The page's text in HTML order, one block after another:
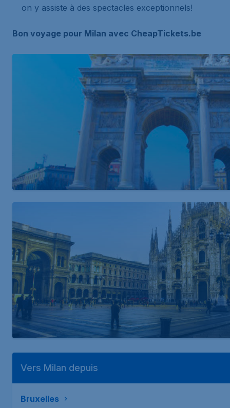
on y assiste à des spectacles exceptionnels!
Bon voyage pour Milan avec CheapTickets.be
Vers Milan depuis
Bruxelles